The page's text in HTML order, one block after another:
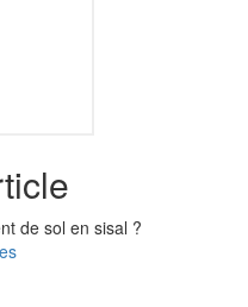
de sol en sisal ?